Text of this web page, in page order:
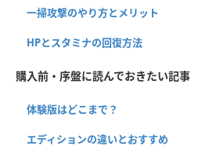
一掃攻撃のやり方とメリット
HPとスタミナの回復方法
購入前・序盤に読んでおきたい記事
体験版はどこまで？
エディションの違いとおすすめ